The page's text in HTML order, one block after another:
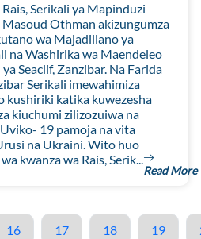
Serikali ya Mapinduzi
Othman akizungumza
wa Majadiliano ya
na Washirika wa Maendeleo
Seaclif, Zanzibar. Na Farida
Serikali imewahimiza
kushiriki katika kuwezesha
kiuchumi zilizozuiwa na
19 pamoja na vita
na Ukraini. Wito huo
kwanza wa Rais, Serik...
Read More
16 17 18 19